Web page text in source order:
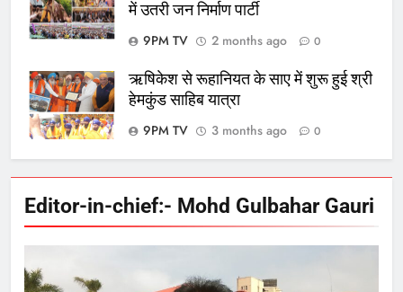
में उतरी जन निर्माण पार्टी
9PM TV
2 months ago 0
ऋषिकेश से रूहानियत के साए में शुरू हुई श्री
हेमकुंड साहिब यात्रा
9PM TV
3 months ago 0
Editor-in-chief:- Mohd Gulbahar Gauri